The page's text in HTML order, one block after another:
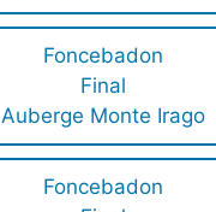
Foncebadon
Final
Auberge Monte Irago
Foncebadon